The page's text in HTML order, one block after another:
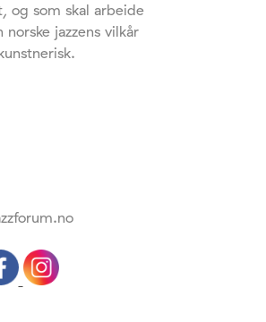
og som skal arbeide
jazzens vilkår